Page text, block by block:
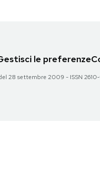
le preferenze
28 settembre 2009 - ISSN